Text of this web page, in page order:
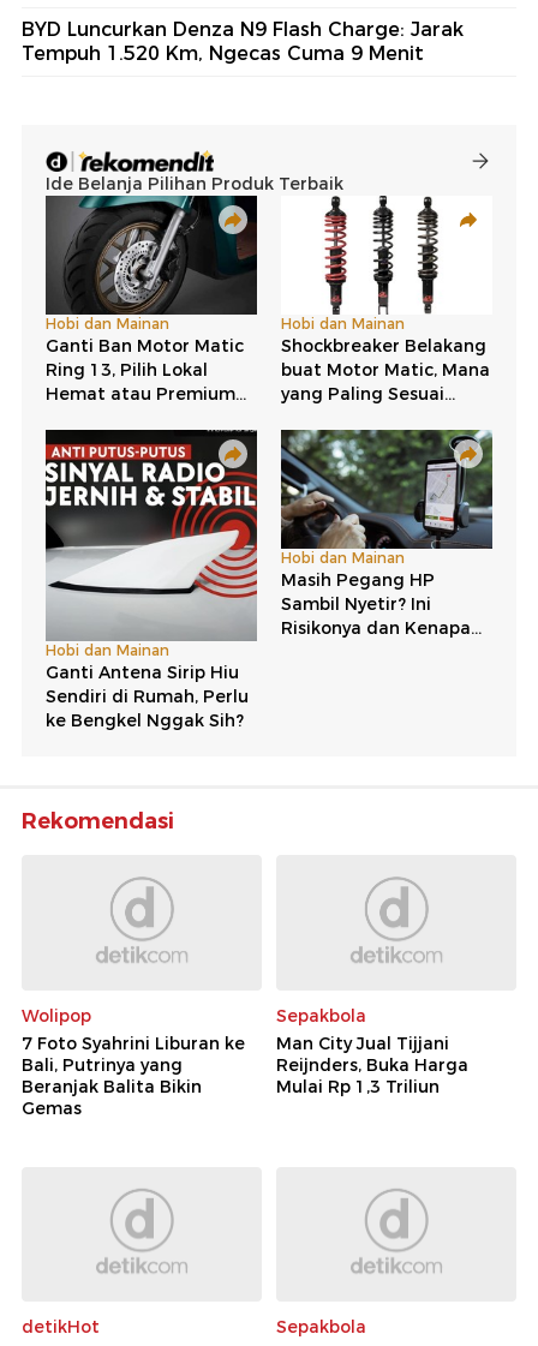
BYD Luncurkan Denza N9 Flash Charge: Jarak
Tempuh 1.520 Km, Ngecas Cuma 9 Menit
Rekomendasi
Wolipop
7 Foto Syahrini Liburan ke
Bali, Putrinya yang
Beranjak Balita Bikin
Gemas
Sepakbola
Man City Jual Tijjani
Reijnders, Buka Harga
Mulai Rp 1,3 Triliun
detikHot
Sepakbola